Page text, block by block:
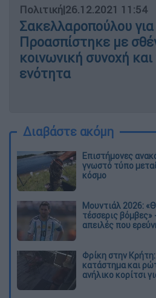
Πολιτική|26.12.2021 11:54
Σακελλαροπούλου
Προασπίστηκε με
κοινωνική συνοχή
ενότητα
Διαβάστε ακόμη
Επιστήμονες
γνωστό τύπο
κόσμο
Μουντιάλ 2026:
τέσσερις
απειλές που
Φρίκη στην
κατάστημα και
ανήλικο κορίτσι